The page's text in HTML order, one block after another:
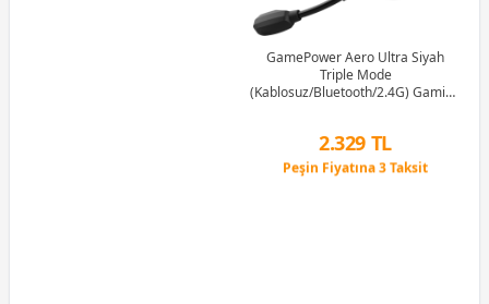
GamePower Aero Ultra Siyah
Triple Mode
(Kablosuz/Bluetooth/2.4G) Gaming
2.329 TL
Peşin Fiyatına 3 Taksit